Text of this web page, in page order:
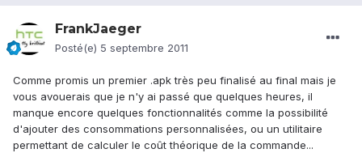
FrankJaeger
Posté(e) 5 septembre 2011
Comme promis un premier .apk très peu finalisé au final mais je
vous avouerais que je n'y ai passé que quelques heures, il
manque encore quelques fonctionnalités comme la possibilité
d'ajouter des consommations personnalisées, ou un utilitaire
permettant de calculer le coût théorique de la commande...